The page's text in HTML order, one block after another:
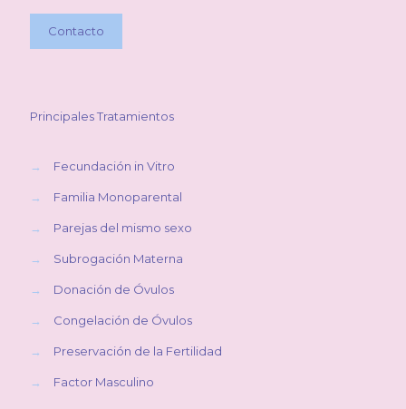
Contacto
Principales Tratamientos
→ Fecundación in Vitro
→ Familia Monoparental
→ Parejas del mismo sexo
→ Subrogación Materna
→ Donación de Óvulos
→ Congelación de Óvulos
→ Preservación de la Fertilidad
→ Factor Masculino